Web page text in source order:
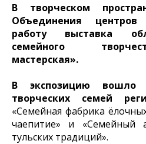
В творческом
Объединения
работу выставка
семейного
мастерская».
В экспозицию
творческих семей
«Семейная фабрика
чаепитие» и «Семейный
тульских традиций».